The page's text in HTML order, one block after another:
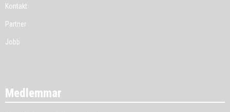
Kontakt
Partner
Jobb
Medlemmar